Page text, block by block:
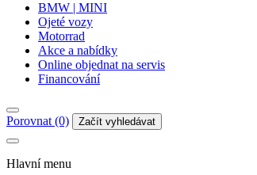
BMW | MINI
Ojeté vozy
Motorrad
Akce a nabídky
Online objednat na servis
Financování
Porovnat (0) Začít vyhledávat
Hlavní menu